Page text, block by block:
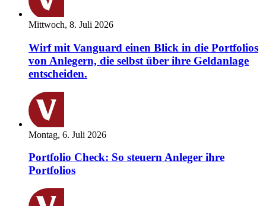
Mittwoch, 8. Juli 2026
Wirf mit Vanguard einen Blick in die Portfolios
von Anlegern, die selbst über ihre Geldanlage
entscheiden.
Montag, 6. Juli 2026
Portfolio Check: So steuern Anleger ihre
Portfolios